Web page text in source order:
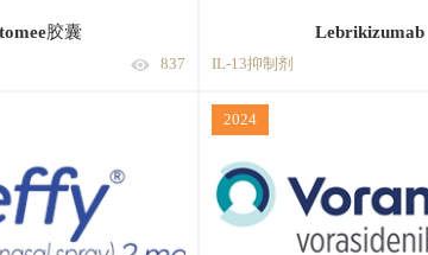
胶囊
837
Lebrikizumab
IL-13抑制剂
2024